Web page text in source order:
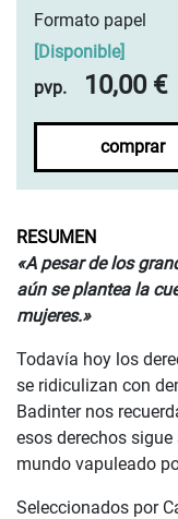
Formato papel
[Disponible]
pvp.
10,00 €
comprar
RESUMEN
«A pesar de los
aún se plantea la
mujeres.»
Todavía hoy los
se ridiculizan con
Badinter nos
esos derechos
mundo vapuleado
Seleccionados por